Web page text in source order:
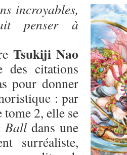
incroyables,
penser à
Tsukiji Nao
des citations
pour donner
: par
tome 2, elle se
Ball dans une
surréaliste,